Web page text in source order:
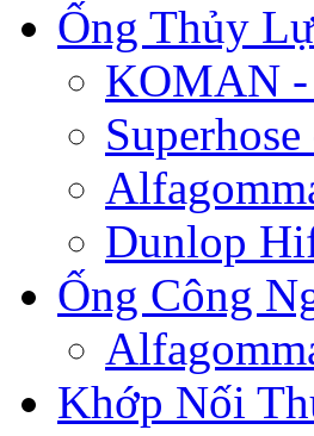
Ống Thủy
KOMAN
Dunlop
Ống Công
Khớp Nối